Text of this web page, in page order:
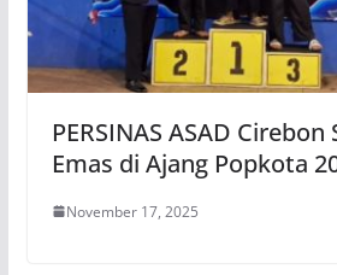
PERSINAS ASAD
Emas di Ajang Popkota
November 17, 2025